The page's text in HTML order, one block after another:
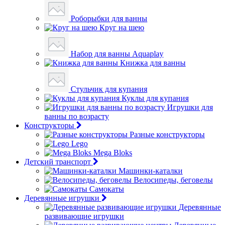
Роборыбки для ванны
Круг на шею
Набор для ванны Aquaplay
Книжка для ванны
Стульчик для купания
Куклы для купания
Игрушки для
ванны по возрасту
Конструкторы
Разные конструкторы
Lego
Mega Bloks
Детский транспорт
Машинки-каталки
Велосипеды, беговелы
Самокаты
Деревянные игрушки
Деревянные
развивающие игрушки